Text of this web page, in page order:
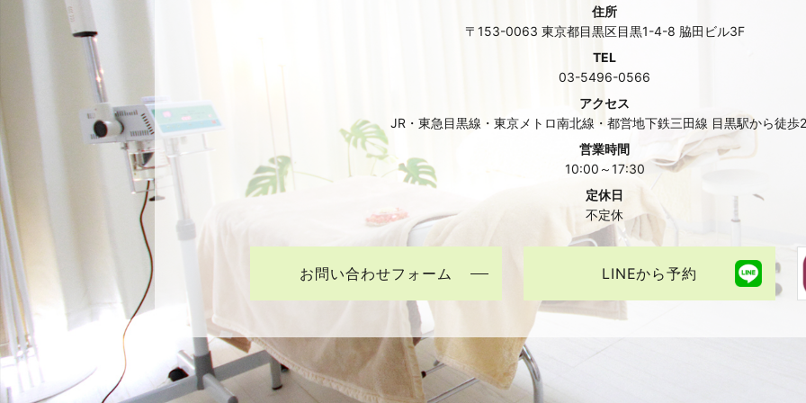
住所
〒153-0063 東京都目黒区目黒1-4-8 脇田ビル3F
TEL
03-5496-0566
アクセス
JR・東急目黒線・東京メトロ南北線・都営地下鉄三田線 目黒駅から徒歩
営業時間
10:00～17:30
定休日
不定休
お問い合わせフォーム LINEから予約